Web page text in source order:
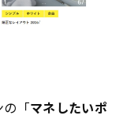
「マネしたいポ